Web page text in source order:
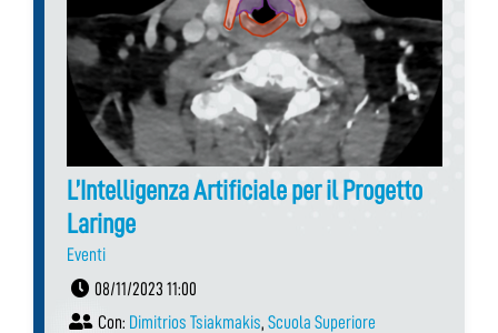
L’Intelligenza Artificiale per il Progetto
Laringe
Eventi
08/11/2023 11:00
Con: Dimitrios Tsiakmakis, Scuola Superiore